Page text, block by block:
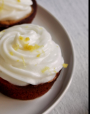
CITRON,
(VEGAN)